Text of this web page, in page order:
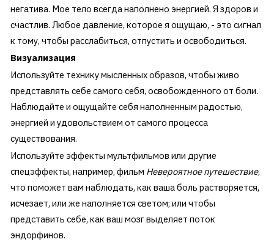
негатива. Мое тело всегда наполнено энергией. Я здоров и
счастлив. Любое давление, которое я ощущаю, - это сигнал
к тому, чтобы расслабиться, отпустить и освободиться.
Визуализация
Используйте технику мысленных образов, чтобы живо
представлять себе самого себя, освобожденного от боли.
Наблюдайте и ощущайте себя наполненным радостью,
энергией и удовольствием от самого процесса
существования.
Используйте эффекты мультфильмов или другие
спецэффекты, например, фильм Невероятное путешествие,
что поможет вам наблюдать, как ваша боль растворяется,
исчезает, или же наполняется светом; или чтобы
представить себе, как ваш мозг выделяет поток
эндорфинов.